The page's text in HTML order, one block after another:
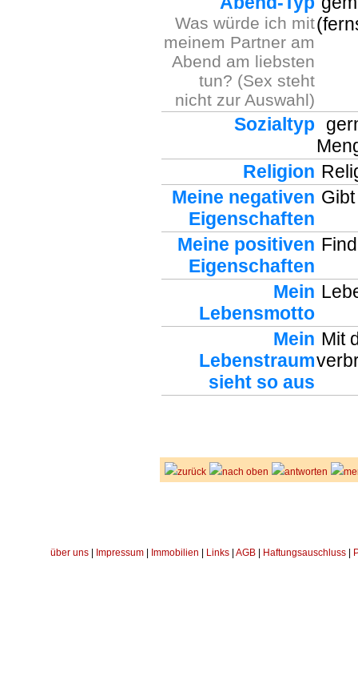
Was würde ich mit
meinem Partner am
Abend am liebsten
tun? (Sex steht
nicht zur Auswahl)
Sozialtyp
Religion
Meine negativen
Eigenschaften
Meine positiven
Eigenschaften
Mein
Lebensmotto
Mein
Lebenstraum
sieht so aus
Mit
zurück nach oben antworten
über uns Impressum Immobilien Links AGB Haftungsauschluss